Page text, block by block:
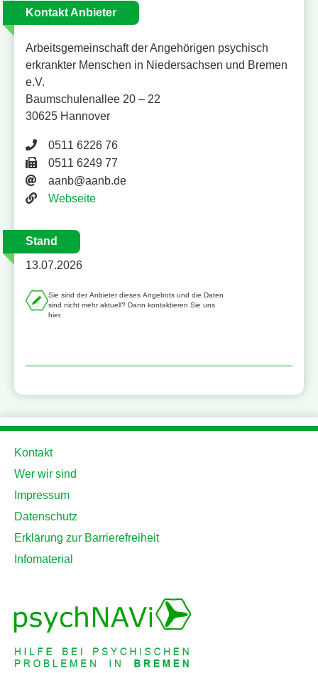
Kontakt Anbieter
Arbeitsgemeinschaft der Angehörigen psychisch
erkrankter Menschen in Niedersachsen und Bremen
e.V.
Baumschulenallee 20 – 22
30625 Hannover
Telefonnummer 0511 6226 76
0511 6226 76
Faxnummer 0511 6249 77
0511 6249 77
E-Mail-Adresse
aanb@aanb.de
Website
Webseite
Stand
13.07.2026
Sie sind der Anbieter dieses Angebots und die Daten
sind nicht mehr aktuell? Dann kontaktieren Sie uns
hier.
Kontakt
Wer wir sind
Impressum
Datenschutz
Erklärung zur Barrierefreiheit
Infomaterial